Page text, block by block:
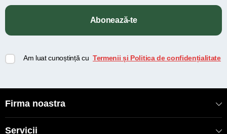
Abonează-te
Am luat cunoștință cu Termenii și Politica de confidențialitate
Firma noastra
Servicii